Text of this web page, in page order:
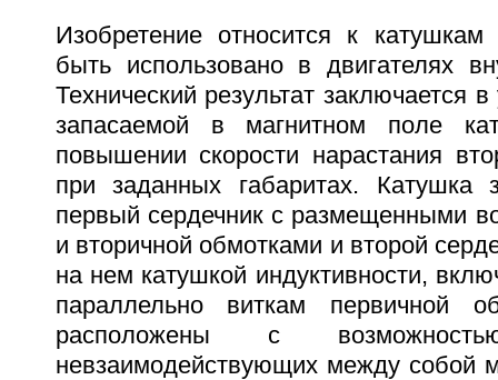
Изобретение относится к
быть использовано в двигателях
Технический результат заключается
запасаемой в магнитном поле
повышении скорости нарастания
при заданных габаритах. Катушка
первый сердечник с размещенными
и вторичной обмотками и второй
на нем катушкой индуктивности,
параллельно виткам первичной
расположены с
невзаимодействующих между собой